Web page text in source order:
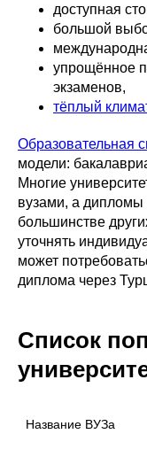
доступная
большой
упрощённое
экзаменов,
тёплый
Образовательная
модели:
Многие
вузами, а дипломы
большинстве
уточнять
может
диплома через
Список
Название ВУЗа